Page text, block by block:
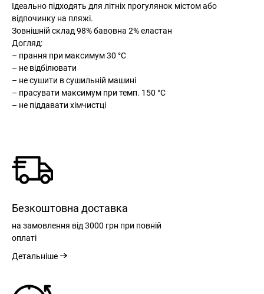
Ідеально підходять для літніх прогулянок містом або
відпочинку на пляжі.
Зовнішній склад 98% бавовна 2% еластан
Догляд:
– прання при максимум 30 °С
– не відбілювати
– не сушити в сушильній машині
– прасувати максимум при темп. 150 °С
– не піддавати хімчистці
Безкоштовна доставка
на замовлення від 3000 грн при повній
оплаті
Детальніше